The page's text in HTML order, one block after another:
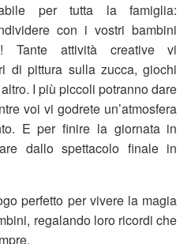
per tutta la famiglia:
con i vostri bambini
Tante attività creative vi
di pittura sulla zucca, giochi
I più piccoli potranno dare
voi vi godrete un’atmosfera
E per finire la giornata in
dallo spettacolo finale in
perfetto per vivere la magia
regalando loro ricordi che